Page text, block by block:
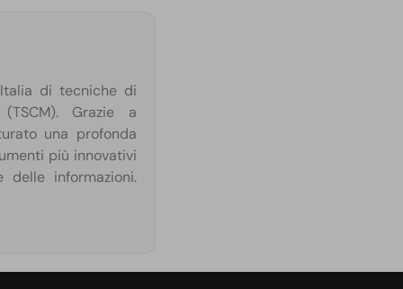
di tecniche di
Grazie a
una profonda
più innovativi
informazioni.